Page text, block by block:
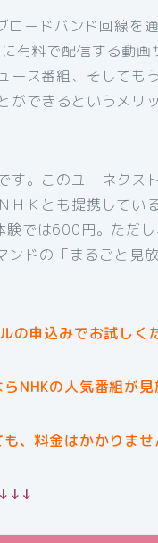
ロードバンド回線を
有料で配信する動画
ース番組、そしても
できるというメリ
す。このユーネクス
ＨＫとも提携してい
では600円。ただ
ドの「まるごと見
の申込みでお試しく
NHKの人気番組が見
、料金はかかりませ